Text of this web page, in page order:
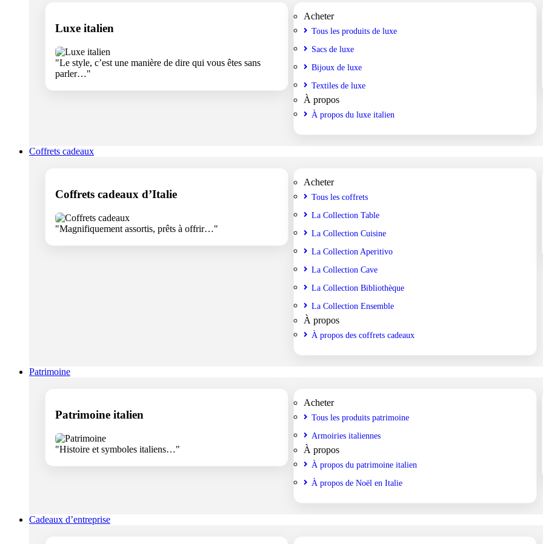
Luxe italien
"Le style, c’est une manière de dire qui vous êtes sans
parler…"
Acheter
Tous les produits de luxe
Sacs de luxe
Bijoux de luxe
Textiles de luxe
À propos
À propos du luxe italien
Coffrets cadeaux
Coffrets cadeaux d’Italie
"Magnifiquement assortis, prêts à offrir…"
Acheter
Tous les coffrets
La Collection Table
La Collection Cuisine
La Collection Aperitivo
La Collection Cave
La Collection Bibliothèque
La Collection Ensemble
À propos
À propos des coffrets cadeaux
Patrimoine
Patrimoine italien
"Histoire et symboles italiens…"
Acheter
Tous les produits patrimoine
Armoiries italiennes
À propos
À propos du patrimoine italien
À propos de Noël en Italie
Cadeaux d’entreprise